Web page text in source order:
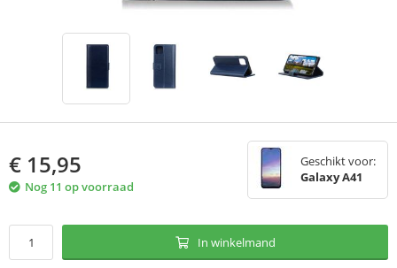
€ 15,95
Nog 11 op voorraad
Geschikt voor:
Galaxy A41
In winkelmand